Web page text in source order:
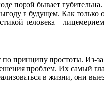
порой бывает
в будущем. Как только
человека –
принципу простоты. Из-
проблем. Их самый
в жизни, они